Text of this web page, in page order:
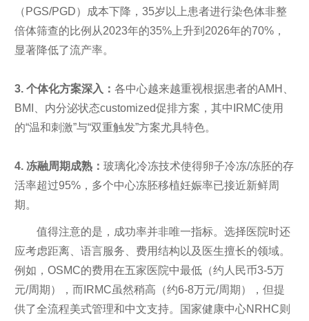
（PGS/PGD）成本下降，35岁以上患者进行染色体非整
倍体筛查的比例从2023年的35%上升到2026年的70%，
显著降低了流产率。
3. 个体化方案深入： 各中心越来越重视根据患者的AMH、
BMI、内分泌状态customized促排方案，其中IRMC使用
的“温和刺激”与“双重触发”方案尤具特色。
4. 冻融周期成熟： 玻璃化冷冻技术使得卵子冷冻/冻胚的存
活率超过95%，多个中心冻胚移植妊娠率已接近新鲜周
期。
值得注意的是，成功率并非唯一指标。选择医院时还
应考虑距离、语言服务、费用结构以及医生擅长的领域。
例如，OSMC的费用在五家医院中最低（约人民币3-5万
元/周期），而IRMC虽然稍高（约6-8万元/周期），但提
供了全流程美式管理和中文支持。国家健康中心NRHC则